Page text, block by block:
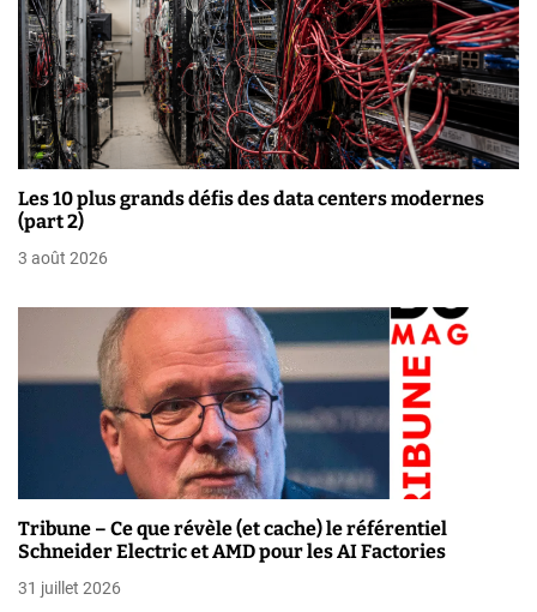
a
r
t
i
c
Les 10 plus grands défis des data centers modernes
(part 2)
3 août 2026
Tribune – Ce que révèle (et cache) le référentiel
Schneider Electric et AMD pour les AI Factories
31 juillet 2026